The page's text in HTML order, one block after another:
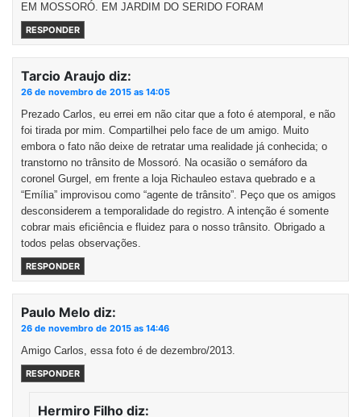
EM MOSSORÓ. EM JARDIM DO SERIDO FORAM
RESPONDER
Tarcio Araujo diz:
26 de novembro de 2015 as 14:05
Prezado Carlos, eu errei em não citar que a foto é atemporal, e não
foi tirada por mim. Compartilhei pelo face de um amigo. Muito
embora o fato não deixe de retratar uma realidade já conhecida; o
transtorno no trânsito de Mossoró. Na ocasião o semáforo da
coronel Gurgel, em frente a loja Richauleo estava quebrado e a
“Emília” improvisou como “agente de trânsito”. Peço que os amigos
desconsiderem a temporalidade do registro. A intenção é somente
cobrar mais eficiência e fluidez para o nosso trânsito. Obrigado a
todos pelas observações.
RESPONDER
Paulo Melo diz:
26 de novembro de 2015 as 14:46
Amigo Carlos, essa foto é de dezembro/2013.
RESPONDER
Hermiro Filho diz: